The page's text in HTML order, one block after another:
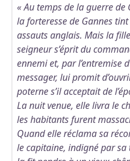
Voir
« Au temps de la guerre de
la forteresse de Gannes
assauts anglais. Mais la
seigneur s’éprit du
ennemi et, par l’entremise
messager, lui promit
poterne s’il acceptait de
La nuit venue, elle livra le
les habitants furent
Quand elle réclama sa
le capitaine, indigné par sa